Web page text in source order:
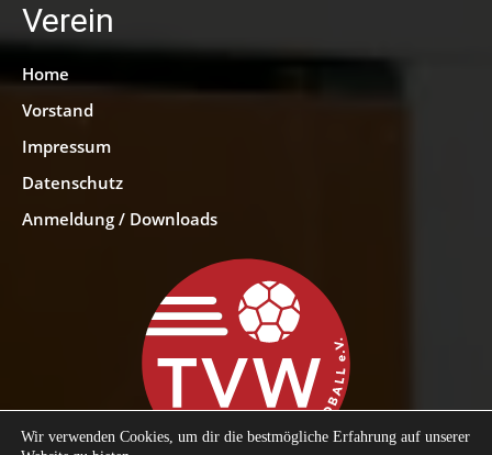
Verein
Home
Vorstand
Impressum
Datenschutz
Anmeldung / Downloads
Wir verwenden Cookies, um dir die bestmögliche Erfahrung auf unserer